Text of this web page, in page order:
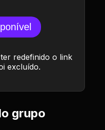
redefinido o link
excluído.
grupo